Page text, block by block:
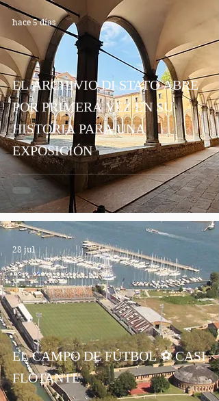
EL ARCHIVIO DI STATO ABRE
POR PRIMERA VEZ EN SU
HISTORIA PARA UNA
EXPOSICIÓN
hace 5 días
EL CAMPO DE FÚTBOL ⚽ CASI
FLOTANTE
28 jul